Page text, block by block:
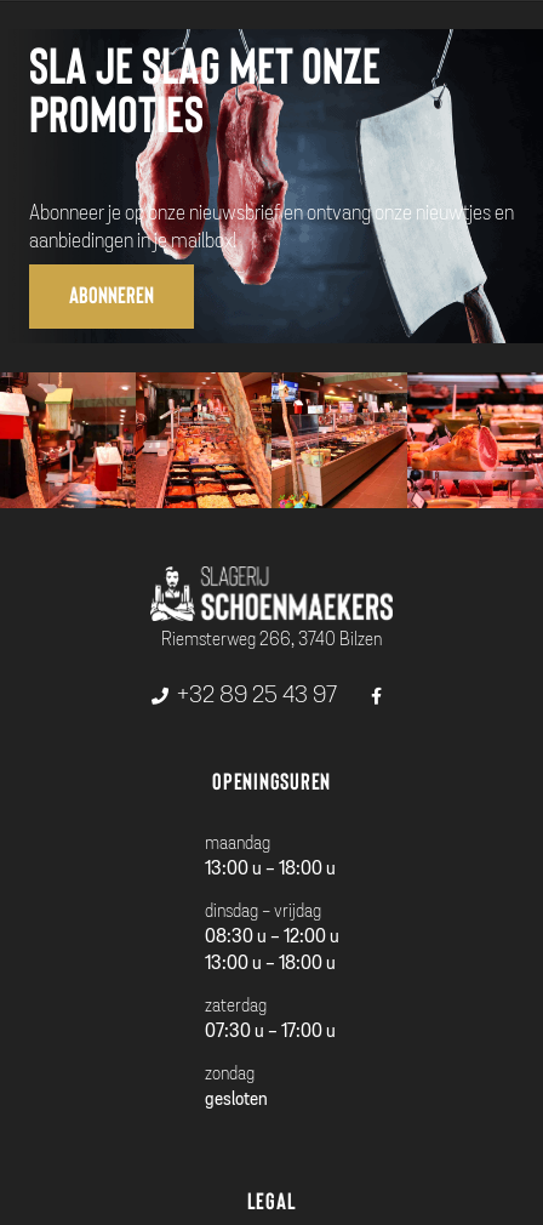
Sla je slag met onze
promoties
Abonneer je op onze nieuwsbrief en ontvang onze nieuwtjes en
aanbiedingen in je mailbox!
Abonneren
Riemsterweg 266, 3740 Bilzen
+32 89 25 43 97
Openingsuren
maandag
13:00 u - 18:00 u
dinsdag - vrijdag
08:30 u - 12:00 u
13:00 u - 18:00 u
zaterdag
07:30 u - 17:00 u
zondag
gesloten
Legal